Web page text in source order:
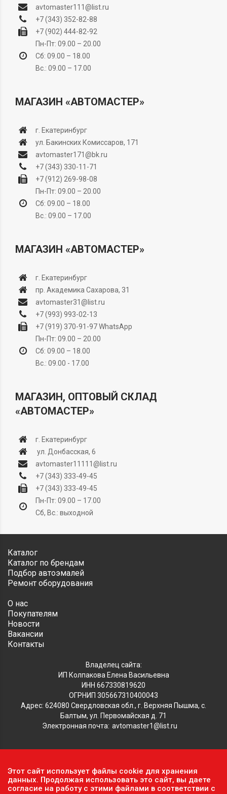
avtomaster111@list.ru
+7 (343) 352-82-88
+7 (902) 444-82-92
Пн-Пт: 09.00 – 20.00
Сб: 09.00 – 18.00
Вс.: 09.00 – 17.00
МАГАЗИН «АВТОМАСТЕР»
г. Екатеринбург
ул. Бакинских Комиссаров, 171
avtomaster171@bk.ru
+7 (343) 330-11-71
+7 (912) 269-98-08
Пн-Пт: 09.00 – 20.00
Сб: 09.00 – 18.00
Вс.: 09.00 – 17.00
МАГАЗИН «АВТОМАСТЕР»
г. Екатеринбург
пр. Академика Сахарова, 31
avtomaster31@list.ru
+7 (993) 993-02-13
+7 (919) 370-91-97WhatsApp
Пн-Пт: 09.00 – 20.00
Сб: 09.00 – 18.00
Вс.: 09.00 - 17.00
МАГАЗИН, ОПТОВЫЙ СКЛАД
«АВТОМАСТЕР»
г. Екатеринбург
ул. Донбасская, 6
avtomaster11111@list.ru
+7 (343) 333-49-45
+7 (343) 333-49-45
Пн-Пт: 09.00 – 17.00
Сб, Вс.: выходной
Каталог
Каталог по брендам
Подбор автоэмалей
Ремонт оборудования
О нас
Покупателям
Новости
Вакансии
Контакты
Владелец сайта:
ИП Колпакова Елена Васильевна
ИНН 667330819620
ОГРНИП 305667310400043
Адрес: 624080 Свердловская обл., г. Верхняя Пышма, с.
Балтым, ул. Первомайская д. 71
Электронная почта: avtomaster1@list.ru
Обратите внимание, что данный сайт носит исключительно
информационный характер и ни при каких условиях не
является публичной офертой, определяемой положениями ч.2
Этот сайт использует файлы cookie для хранения
данных. Продолжая использовать это сайт, вы даете
согласие на работу с этими файлами в соответствии с